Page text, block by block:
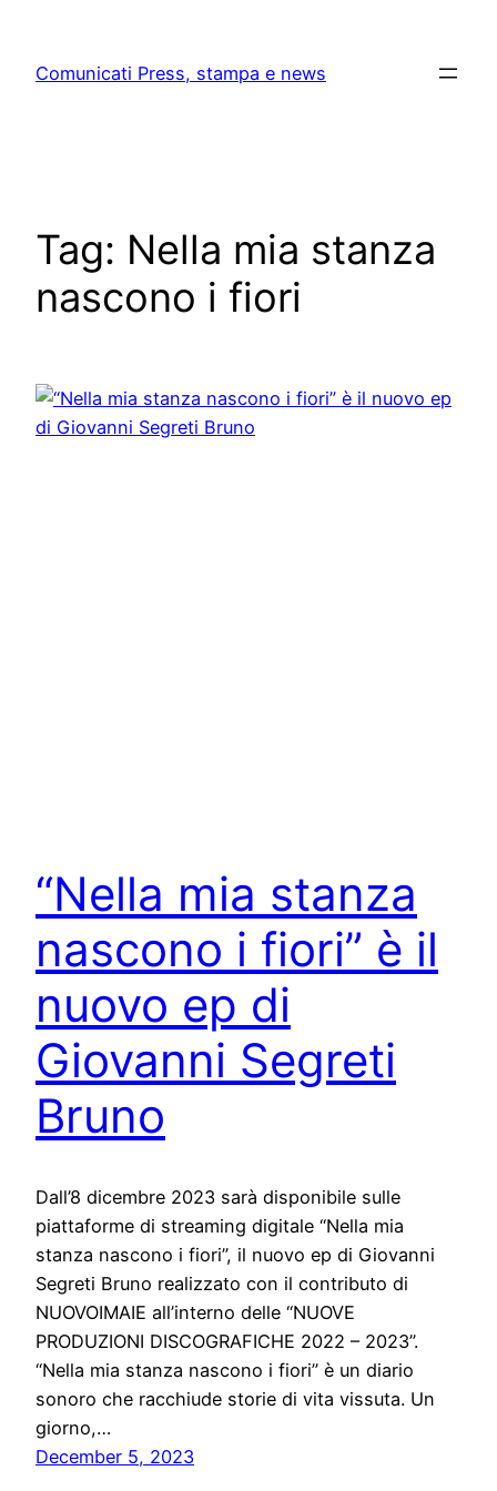
content
Comunicati Press, stampa e news
Tag: Nella mia stanza
nascono i fiori
“Nella mia stanza
nascono i fiori” è il
nuovo ep di
Giovanni Segreti
Bruno
Dall’8 dicembre 2023 sarà disponibile sulle
piattaforme di streaming digitale “Nella mia
stanza nascono i fiori”, il nuovo ep di Giovanni
Segreti Bruno realizzato con il contributo di
NUOVOIMAIE all’interno delle “NUOVE
PRODUZIONI DISCOGRAFICHE 2022 – 2023”.
“Nella mia stanza nascono i fiori” è un diario
sonoro che racchiude storie di vita vissuta. Un
giorno,…
December 5, 2023